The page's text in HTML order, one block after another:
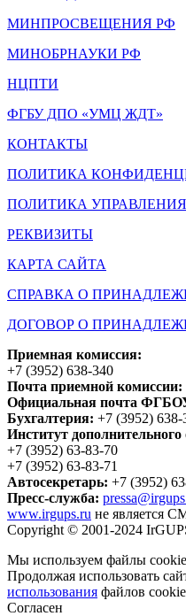
МИНПРОСВЕЩЕНИЯ РФ
МИНОБРНАУКИ РФ
НЦПТИ
ФГБУ ДПО «УМЦ ЖДТ»
КОНТАКТЫ
ПОЛИТИКА
ПОЛИТИКА
РЕКВИЗИТЫ
КАРТА САЙТА
СПРАВКА О
ДОГОВОР О
Приемная комиссия:
+7 (3952) 638-340
Почта приемной комиссии:
Официальная почта
Бухгалтерия: +7 (3952) 638-
Институт дополнительного
+7 (3952) 63-83-70
+7 (3952) 63-83-71
Автосекретарь: +7 (3952)
Пресс-служба:
www.irgups.ru не является
Copyright © 2001-2024
Мы используем файлы
Продолжая использовать
использования файлов
Согласен